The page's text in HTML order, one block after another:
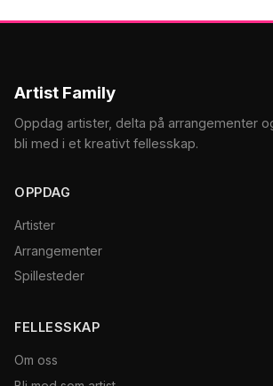
Artist Family
Oppdag artister, delta på arrangementer
bli med i et kreativt fellesskap.
OPPDAG
Artister
Arrangementer
Spillesteder
FELLESSKAP
Om oss